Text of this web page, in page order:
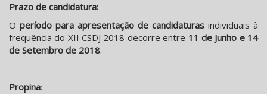
Prazo de candidatura:
O período para apresentação de candidaturas individuais à
frequência do XII CSDJ 2018 decorre entre 11 de Junho e 14
de Setembro de 2018.
Propina: